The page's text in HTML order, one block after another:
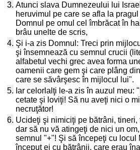
3. Atunci slava Dumnezeului lui
heruvimul pe care se afla la
Domnul pe omul cel îmbrăcat în
brâu unelte de scris,
4. Şi i-a zis Domnul: Treci prin
şi însemnează cu semnul crucii
alfabetul vechi grec avea forma
oamenii care gem şi care plâng
care se săvârşesc în mijlocul lui".
5. Iar celorlalţi le-a zis în auzul meu:
cetate şi loviţi! Să nu aveţi nici o
necruţător!
6. Ucideţi şi nimiciţi pe bătrâni, tineri,
dar să nu vă atingeţi de nici un
semnul "+"! Şi să începeţi cu locul
început ei cu bătrânii, care erau